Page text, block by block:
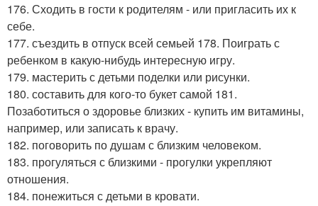
176. Сходить в гости к родителям - или пригласить их к
себе.
177. съездить в отпуск всей семьей 178. Поиграть с
ребенком в какую-нибудь интересную игру.
179. мастерить с детьми поделки или рисунки.
180. составить для кого-то букет самой 181.
Позаботиться о здоровье близких - купить им витамины,
например, или записать к врачу.
182. поговорить по душам с близким человеком.
183. прогуляться с близкими - прогулки укрепляют
отношения.
184. понежиться с детьми в кровати.